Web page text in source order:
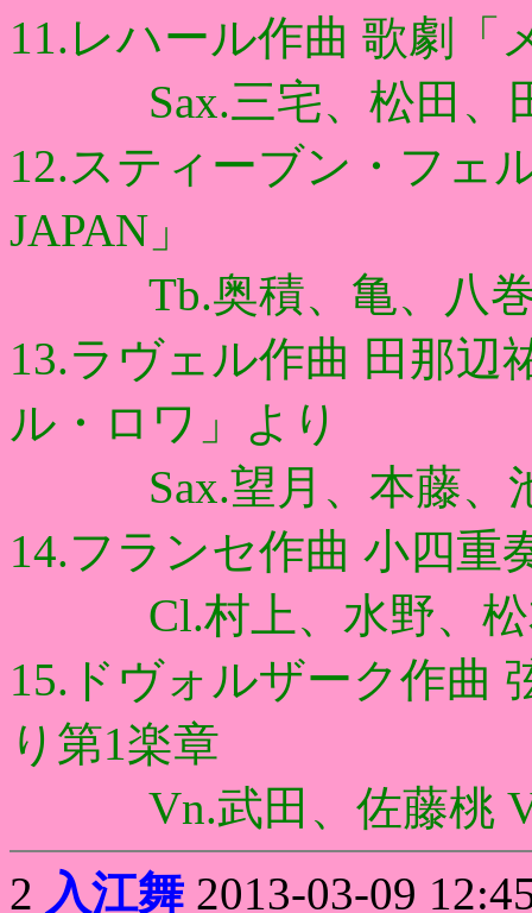
11.レハール作曲 歌劇「
Sax.三宅、松田、
12.スティーブン・フェ
JAPAN」
Tb.奥積、亀、八巻
13.ラヴェル作曲 田那辺
ル・ロワ」より
Sax.望月、本藤、
14.フランセ作曲 小四重
Cl.村上、水野、松
15.ドヴォルザーク作曲
り第1楽章
Vn.武田、佐藤桃 Va.
2 入江舞 2013-03-09